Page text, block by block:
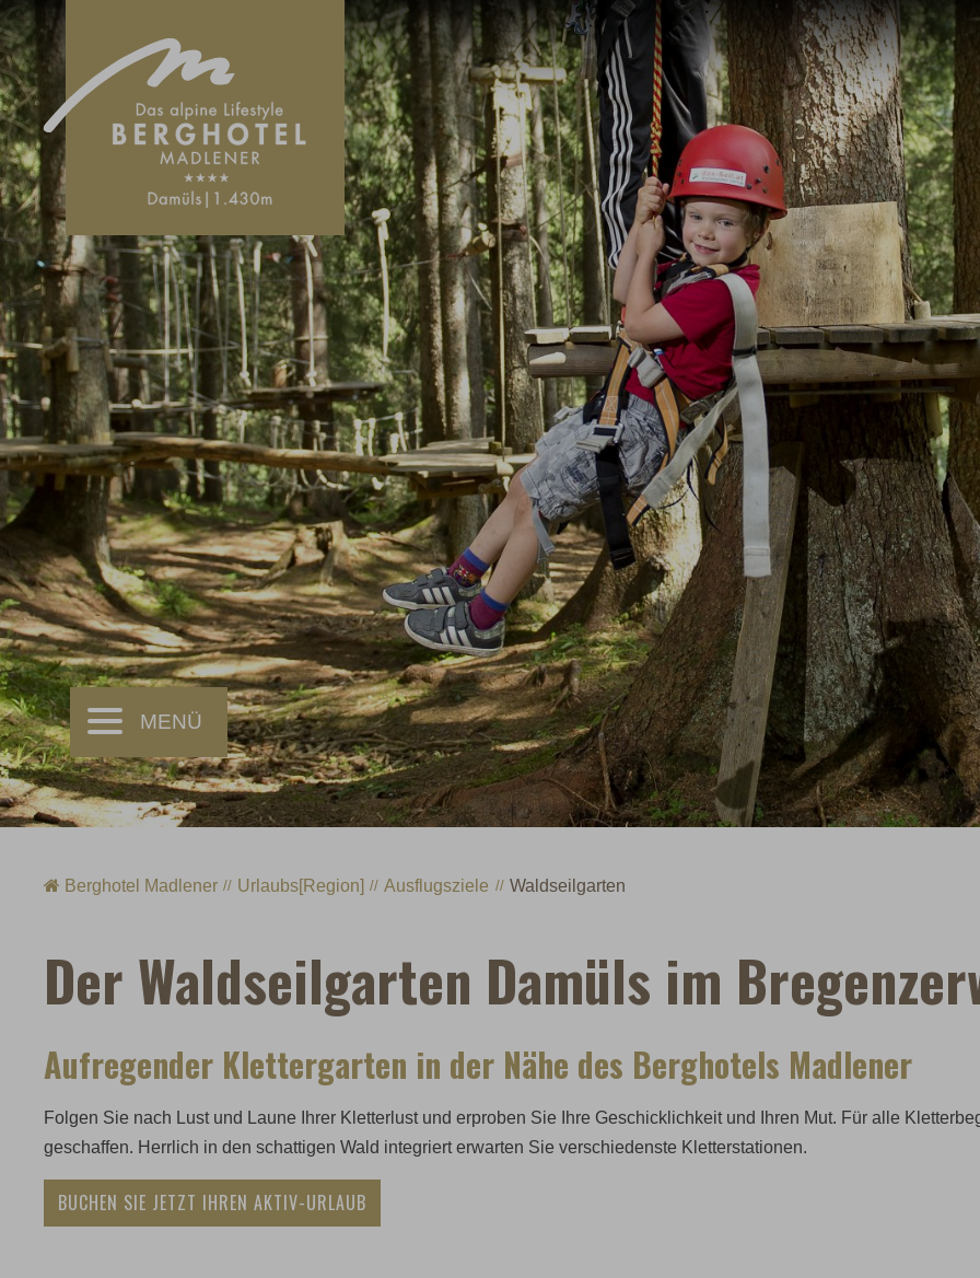
Berghotel Madlener Urlaubs[Region] Ausflugsziele Waldseilgarten
Der Waldseilgarten Damüls im
Aufregender Klettergarten in der Nähe des Berghotels Madlener
Folgen Sie nach Lust und Laune Ihrer Kletterlust und erproben Sie Ihre Geschicklichkeit und Ihren Mut. Für alle
geschaffen. Herrlich in den schattigen Wald integriert erwarten Sie verschiedenste Kletterstationen.
BUCHEN SIE JETZT IHREN AKTIV-URLAUB